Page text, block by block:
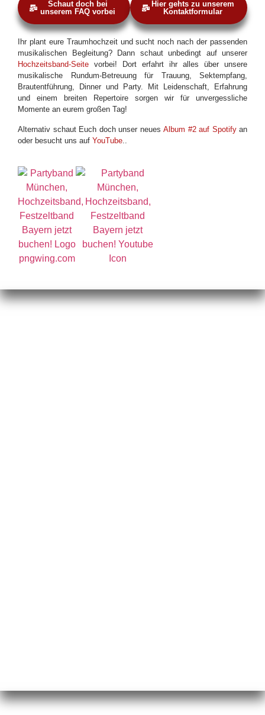
Schaut doch bei
unserem FAQ vorbei
Hier gehts zu unserem
Kontaktformular
Ihr plant eure Traumhochzeit und sucht noch nach der passenden
musikalischen Begleitung? Dann schaut unbedingt auf unserer
Hochzeitsband-Seite vorbei! Dort erfahrt ihr alles über unsere
musikalische Rundum-Betreuung für Trauung, Sektempfang,
Brautentführung, Dinner und Party. Mit Leidenschaft, Erfahrung
und einem breiten Repertoire sorgen wir für unvergessliche
Momente an eurem großen Tag!
Alternativ schaut Euch doch unser neues Album #2 auf Spotifyan
oder besucht uns auf YouTube